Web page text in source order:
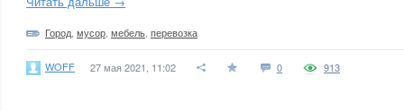
Город мусор мебель перевозка
WOFF 27 мая 2021, 11:02 0 913